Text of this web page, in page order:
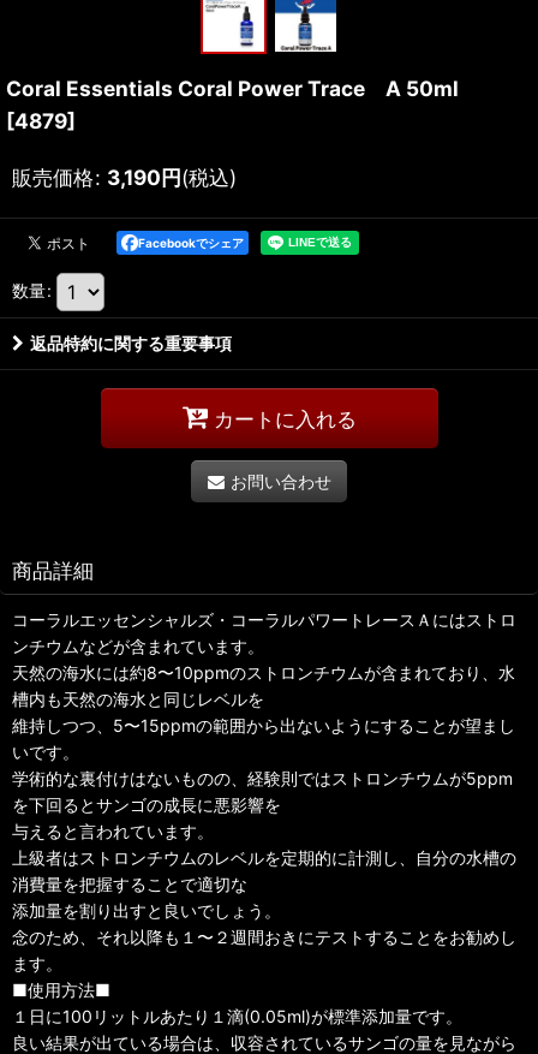
Coral Essentials Coral Power Trace A 50ml
[4879]
販売価格: 3,190円(税込)
Facebookでシェア
数量:
返品特約に関する重要事項
カートに入れる
お問い合わせ
商品詳細
コーラルエッセンシャルズ・コーラルパワートレースＡにはストロ
ンチウムなどが含まれています。
天然の海水には約8〜10ppmのストロンチウムが含まれており、水
槽内も天然の海水と同じレベルを
維持しつつ、5〜15ppmの範囲から出ないようにすることが望まし
いです。
学術的な裏付けはないものの、経験則ではストロンチウムが5ppm
を下回るとサンゴの成長に悪影響を
与えると言われています。
上級者はストロンチウムのレベルを定期的に計測し、自分の水槽の
消費量を把握することで適切な
添加量を割り出すと良いでしょう。
念のため、それ以降も１〜２週間おきにテストすることをお勧めし
ます。
■使用方法■
１日に100リットルあたり１滴(0.05ml)が標準添加量です。
良い結果が出ている場合は、収容されているサンゴの量を見ながら